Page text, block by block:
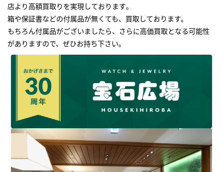
店より高額買取りを実現しております｡
箱や保証書などの付属品が無くても、買取しております。
もちろん付属品がございましたら、さらに高価買取となる可能性
がありますので、ぜひお持ち下さい｡